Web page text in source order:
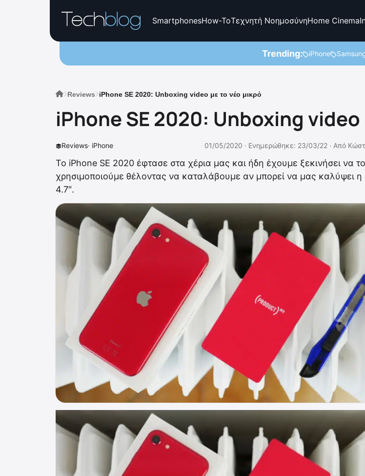
SmartphonesHow-ToΤεχνητή ΝοημοσύνηHome Cinema
Trending: iPhone
Reviews iPhone SE 2020: Unboxing video με το νέο μικρό
iPhone SE 2020: Unboxing video
Reviews· iPhone 01/05/2020 · Ενημερώθηκε: 23/03/22 · Από
Το iPhone SE 2020 έφτασε στα χέρια μας και ήδη έχουμε ξεκινήσει να το
χρησιμοποιούμε θέλοντας να καταλάβουμε αν μπορεί να μας καλύψει η
4.7″.